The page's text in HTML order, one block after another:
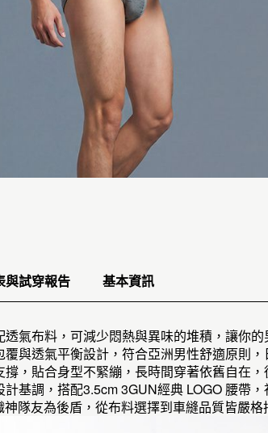
與試穿報告 基本資訊
氣布料，可減少悶熱與異味的堆積，讓你
與透氣平衡設計，符合亞洲男性舒適原則
，貼合身型不緊繃，長時間穿著依舊自在
基調，搭配3.5cm 3GUN經典 LOGO 腰帶
隊友為後盾，從布料選擇到車縫品質皆嚴